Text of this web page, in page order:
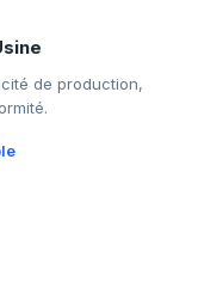
de production,